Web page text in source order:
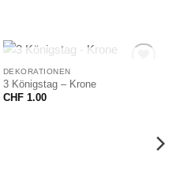
NICHT VORRÄTIG
DEKORATIONEN
3 Königstag – Krone
CHF1.00